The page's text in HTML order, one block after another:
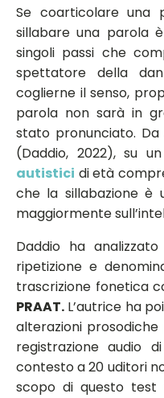
Se coarticolare una
sillabare una parola
singoli passi che
spettatore della
coglierne il senso,
parola non sarà in
stato pronunciato.
(Daddio, 2022), su
autistici di età
che la sillabazione
maggiormente
Daddio ha
ripetizione e
trascrizione fonetica
PRAAT. L’autrice ha
alterazioni
registrazione audio
contesto a 20 uditori
scopo di questo test